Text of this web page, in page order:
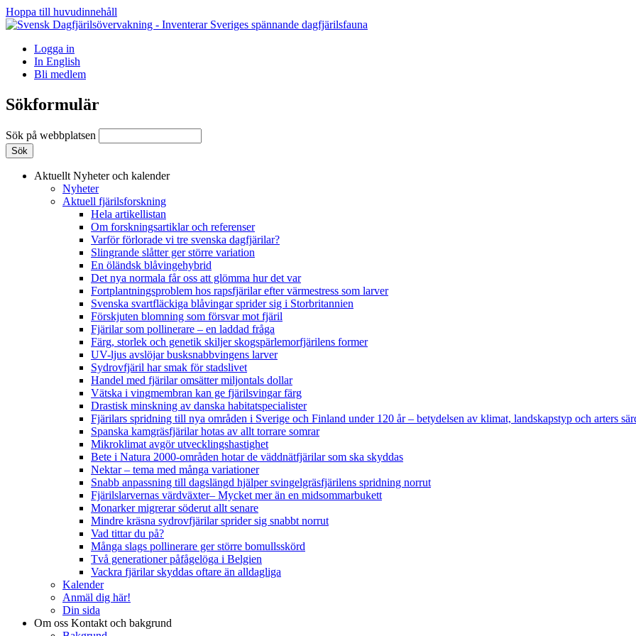
Hoppa till huvudinnehåll
Logga in
In English
Bli medlem
Sökformulär
Sök på webbplatsen
Aktuellt Nyheter och kalender
Nyheter
Aktuell fjärilsforskning
Hela artikellistan
Om forskningsartiklar och referenser
Varför förlorade vi tre svenska dagfjärilar?
Slingrande slåtter ger större variation
En öländsk blåvingehybrid
Det nya normala får oss att glömma hur det var
Fortplantningsproblem hos rapsfjärilar efter värmestress som larver
Svenska svartfläckiga blåvingar sprider sig i Storbritannien
Förskjuten blomning som försvar mot fjäril
Fjärilar som pollinerare – en laddad fråga
Färg, storlek och genetik skiljer skogspärlemorfjärilens former
UV-ljus avslöjar busksnabbvingens larver
Sydrovfjäril har smak för stadslivet
Handel med fjärilar omsätter miljontals dollar
Vätska i vingmembran kan ge fjärilsvingar färg
Drastisk minskning av danska habitatspecialister
Fjärilars spridning till nya områden i Sverige och Finland under 120 år– betydelsen av klimat, landskapstyp och arters
Spanska kamgräsfjärilar hotas av allt torrare somrar
Mikroklimat avgör utvecklingshastighet
Bete i Natura 2000-områden hotar de väddnätfjärilar som ska skyddas
Nektar – tema med många variationer
Snabb anpassning till dagslängd hjälper svingelgräsfjärilens spridning norrut
Fjärilslarvernas värdväxter– Mycket mer än en midsommarbukett
Monarker migrerar söderut allt senare
Mindre kräsna sydrovfjärilar sprider sig snabbt norrut
Vad tittar du på?
Många slags pollinerare ger större bomullsskörd
Två generationer påfågelöga i Belgien
Vackra fjärilar skyddas oftare än alldagliga
Kalender
Anmäl dig här!
Din sida
Om oss Kontakt och bakgrund